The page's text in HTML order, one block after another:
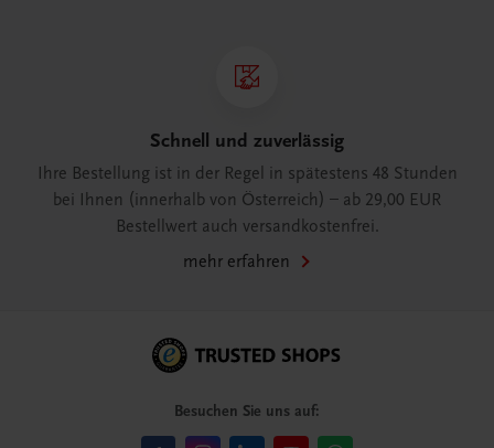
Schnell und zuverlässig
Ihre Bestellung ist in der Regel in spätestens 48 Stunden
bei Ihnen (innerhalb von Österreich) – ab 29,00 EUR
Bestellwert auch versandkostenfrei.
mehr erfahren
Besuchen Sie uns auf: